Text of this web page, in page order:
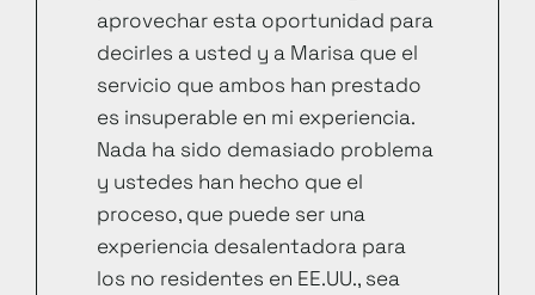
aprovechar esta oportunidad para
decirles a usted y a Marisa que el
servicio que ambos han prestado
es insuperable en mi experiencia.
Nada ha sido demasiado problema
y ustedes han hecho que el
proceso, que puede ser una
experiencia desalentadora para
los no residentes en EE.UU., sea